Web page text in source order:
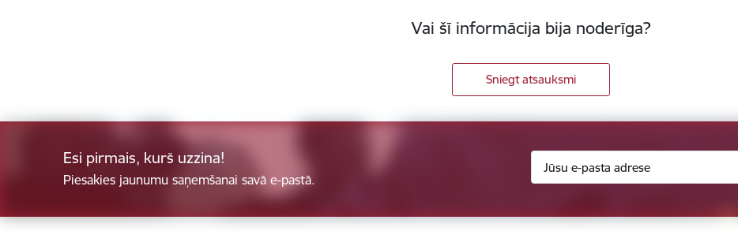
Vai šī informācija bija noderīga?
Sniegt atsauksmi
Esi pirmais, kurš uzzina!
Piesakies jaunumu saņemšanai savā e-pastā.